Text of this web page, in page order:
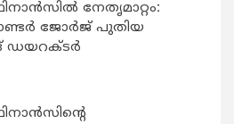
നേതൃമാറ്റം:
ജോർജ് പുതിയ
ഡയറക്ടർ